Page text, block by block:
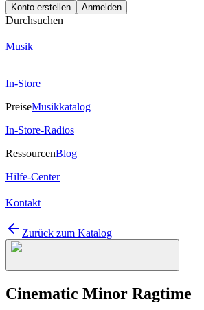
Konto erstellen Anmelden
Durchsuchen
Musik
In-Store
PreiseMusikkatalog
In-Store-Radios
RessourcenBlog
Hilfe-Center
Kontakt
Zurück zum Katalog
Cinematic Minor Ragtime